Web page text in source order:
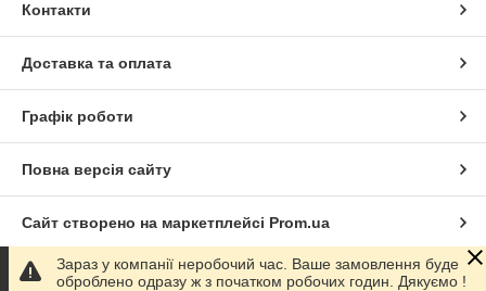
Контакти
Доставка та оплата
Графік роботи
Повна версія сайту
Сайт створено на маркетплейсі Prom.ua
Політика конфіденційності
Зараз у компанії неробочий час. Ваше замовлення буде
оброблено одразу ж з початком робочих годин. Дякуємо !